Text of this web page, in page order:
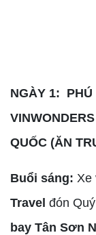
NGÀY 1: PHÚ
QUỐC (ĂN
Buổi sáng: Xe
Travel đón
bay Tân Sơn